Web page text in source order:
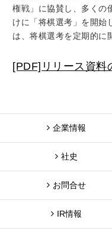
権戦」に協賛し、多くの
けに「将棋選考」を開始
は、将棋選考を定期的に
[PDF]リリース資料
企業情報
社史
お問合せ
IR情報